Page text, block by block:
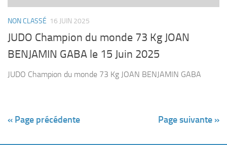
NON CLASSÉ 16 JUIN 2025
JUDO Champion du monde 73 Kg JOAN
BENJAMIN GABA le 15 Juin 2025
JUDO Champion du monde 73 Kg JOAN BENJAMIN GABA
« Page précédente Page suivante »